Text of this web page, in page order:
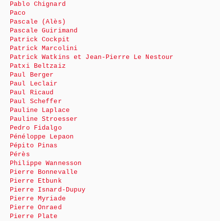
Pablo Chignard
Paco
Pascale (Alès)
Pascale Guirimand
Patrick Cockpit
Patrick Marcolini
Patrick Watkins et Jean-Pierre Le Nestour
Patxi Beltzaiz
Paul Berger
Paul Leclair
Paul Ricaud
Paul Scheffer
Pauline Laplace
Pauline Stroesser
Pedro Fidalgo
Pénéloppe Lepaon
Pépito Pinas
Pérès
Philippe Wannesson
Pierre Bonnevalle
Pierre Etbunk
Pierre Isnard-Dupuy
Pierre Myriade
Pierre Onraed
Pierre Plate